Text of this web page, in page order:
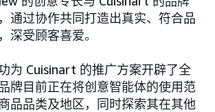
通过协作共同打造出真实、符合品
深受顾客喜爱。
为 Cuisinart 的推广方案开辟了全
牌目前正在将创意智能体的使用范
品品类及地区，同时探索其在其他